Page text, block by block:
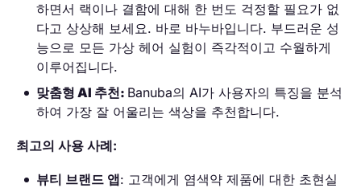
하면서 랙이나 결함에 대해 한 번도 걱정할 필요가 없
다고 상상해 보세요. 바로 바누바입니다. 부드러운 성
능으로 모든 가상 헤어 실험이 즉각적이고 수월하게
이루어집니다.
맞춤형 AI 추천: Banuba의 AI가 사용자의 특징을 분석
하여 가장 잘 어울리는 색상을 추천합니다.
최고의 사용 사례:
뷰티 브랜드 앱: 고객에게 염색약 제품에 대한 초현실